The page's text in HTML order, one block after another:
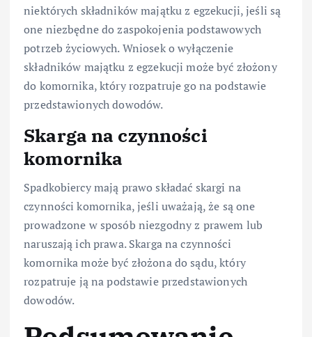
niektórych składników majątku z egzekucji, jeśli są
one niezbędne do zaspokojenia podstawowych
potrzeb życiowych. Wniosek o wyłączenie
składników majątku z egzekucji może być złożony
do komornika, który rozpatruje go na podstawie
przedstawionych dowodów.
Skarga na czynności
komornika
Spadkobiercy mają prawo składać skargi na
czynności komornika, jeśli uważają, że są one
prowadzone w sposób niezgodny z prawem lub
naruszają ich prawa. Skarga na czynności
komornika może być złożona do sądu, który
rozpatruje ją na podstawie przedstawionych
dowodów.